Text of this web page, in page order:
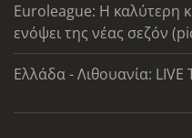
Euroleague: Η καλύτερη
ενόψει της νέας σεζόν
Ελλάδα - Λιθουανία: LIVE